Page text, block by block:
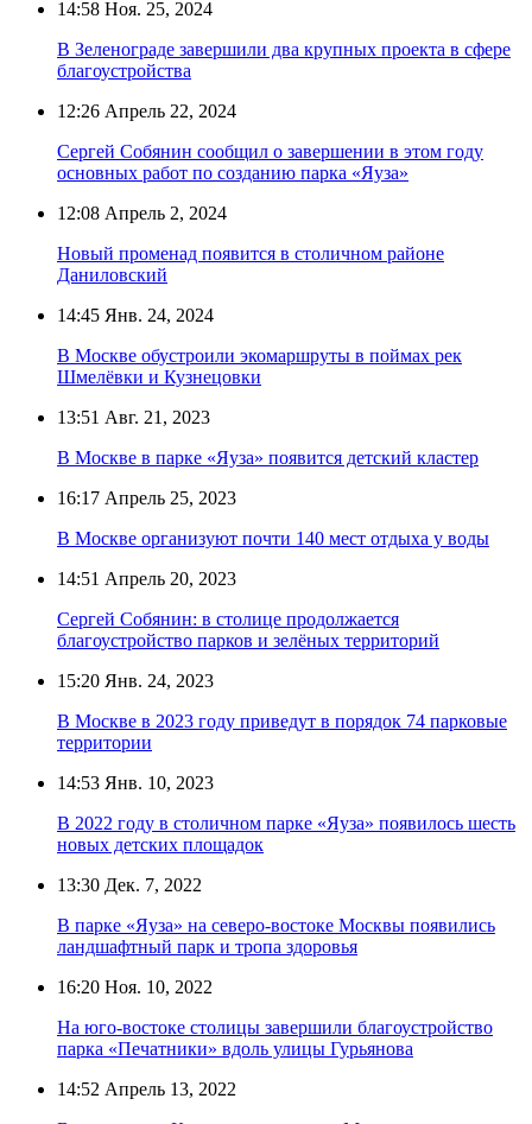
14:58 Ноя. 25, 2024
В Зеленограде завершили два крупных проекта в сфере
благоустройства
12:26 Апрель 22, 2024
Сергей Собянин сообщил о завершении в этом году
основных работ по созданию парка «Яуза»
12:08 Апрель 2, 2024
Новый променад появится в столичном районе
Даниловский
14:45 Янв. 24, 2024
В Москве обустроили экомаршруты в поймах рек
Шмелёвки и Кузнецовки
13:51 Авг. 21, 2023
В Москве в парке «Яуза» появится детский кластер
16:17 Апрель 25, 2023
В Москве организуют почти 140 мест отдыха у воды
14:51 Апрель 20, 2023
Сергей Собянин: в столице продолжается
благоустройство парков и зелёных территорий
15:20 Янв. 24, 2023
В Москве в 2023 году приведут в порядок 74 парковые
территории
14:53 Янв. 10, 2023
В 2022 году в столичном парке «Яуза» появилось шесть
новых детских площадок
13:30 Дек. 7, 2022
В парке «Яуза» на северо-востоке Москвы появились
ландшафтный парк и тропа здоровья
16:20 Ноя. 10, 2022
На юго-востоке столицы завершили благоустройство
парка «Печатники» вдоль улицы Гурьянова
14:52 Апрель 13, 2022